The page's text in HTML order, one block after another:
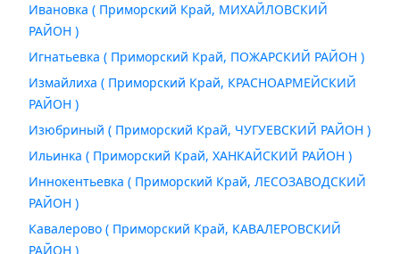
Ивановка ( Приморский Край, МИХАЙЛОВСКИЙ
РАЙОН )
Игнатьевка ( Приморский Край, ПОЖАРСКИЙ РАЙОН )
Измайлиха ( Приморский Край, КРАСНОАРМЕЙСКИЙ
РАЙОН )
Изюбриный ( Приморский Край, ЧУГУЕВСКИЙ РАЙОН )
Ильинка ( Приморский Край, ХАНКАЙСКИЙ РАЙОН )
Иннокентьевка ( Приморский Край, ЛЕСОЗАВОДСКИЙ
РАЙОН )
Кавалерово ( Приморский Край, КАВАЛЕРОВСКИЙ
РАЙОН )